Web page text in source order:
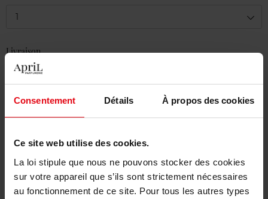
Consentement Détails À propos des cookies
Ce site web utilise des cookies.
La loi stipule que nous ne pouvons stocker des cookies
sur votre appareil que s’ils sont strictement nécessaires
au fonctionnement de ce site. Pour tous les autres types
1
Livraison
En stock
Retour gratuit dans votre magasin